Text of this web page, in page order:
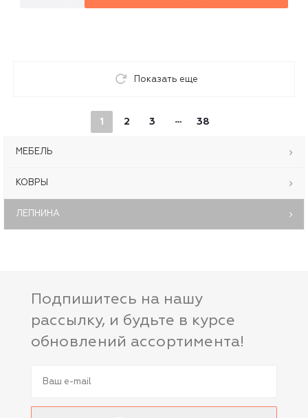
Показать еще
1 2 3 38
МЕБЕЛЬ
КОВРЫ
ЛЕПНИНА
Подпишитесь на нашу
рассылку, и будьте в курсе
обновлений ассортимента!